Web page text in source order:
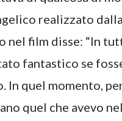
realizzato
film disse: “In
fantastico se
quel momento,
quel che avevo